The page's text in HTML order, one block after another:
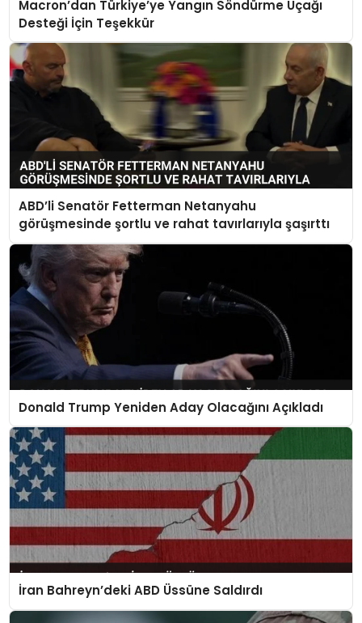
Macron’dan Türkiye’ye Yangın Söndürme Uçağı
Desteği İçin Teşekkür
ABD’li Senatör Fetterman Netanyahu
görüşmesinde şortlu ve rahat tavırlarıyla şaşırttı
Donald Trump Yeniden Aday Olacağını Açıkladı
İran Bahreyn’deki ABD Üssüne Saldırdı